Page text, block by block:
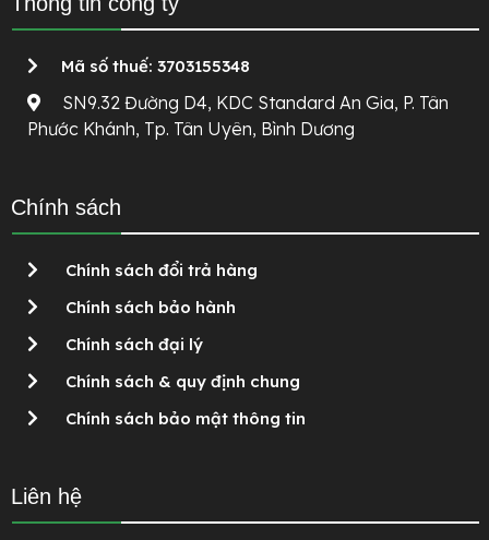
Mã số thuế: 3703155348
SN9.32 Đường D4, KDC Standard An Gia, P. Tân
Phước Khánh, Tp. Tân Uyên, Bình Dương
Chính sách
Chính sách đổi trả hàng
Chính sách bảo hành
Chính sách đại lý
Chính sách & quy định chung
Chính sách bảo mật thông tin
Liên hệ